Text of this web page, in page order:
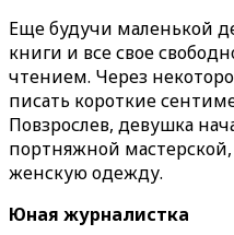
Еще будучи маленькой
книги и все свое
чтением. Через
писать короткие
Повзрослев, девушка
портняжной
женскую одежду.
Юная журналистка